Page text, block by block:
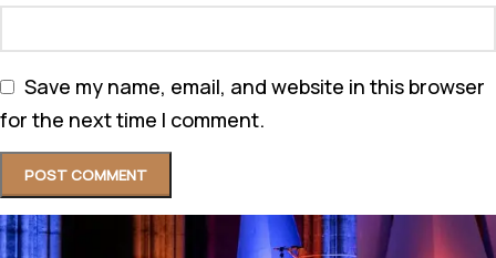
Save my name, email, and website in this browser
for the next time I comment.